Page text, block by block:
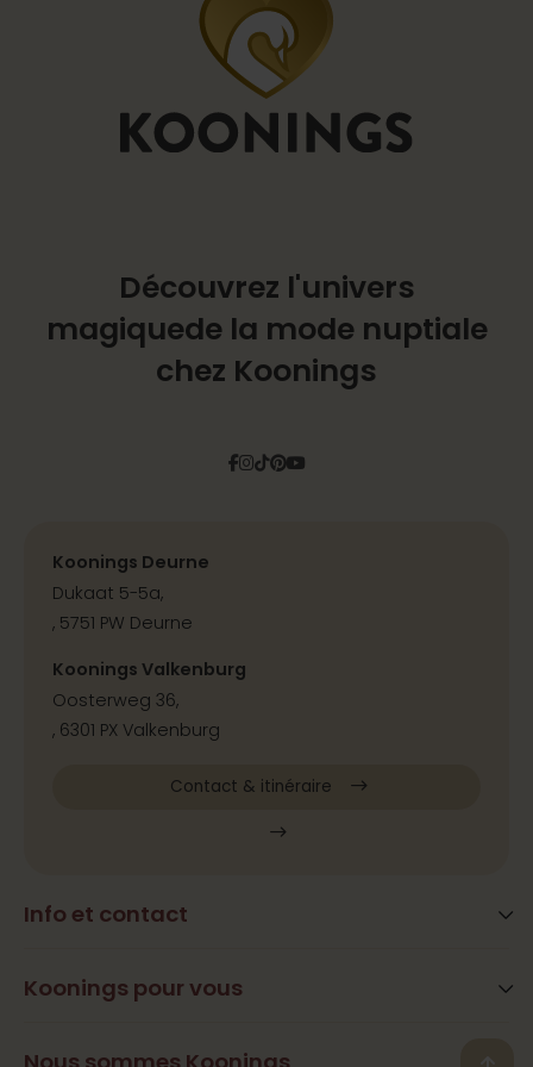
Découvrez l'univers
magiquede la mode nuptiale
chez Koonings
Facebook
Instagram
Tiktok
Pinterest
YouTube
Info et contact
Questions fréquemment posées
Contact, adresse et itinéraire
Koonings pour vous
Beauté
Koonings Deurne
Dukaat 5-5a,
, 5751 PW Deurne
Koonings Valkenburg
Oosterweg 36,
, 6301 PX Valkenburg
Contact & itinéraire